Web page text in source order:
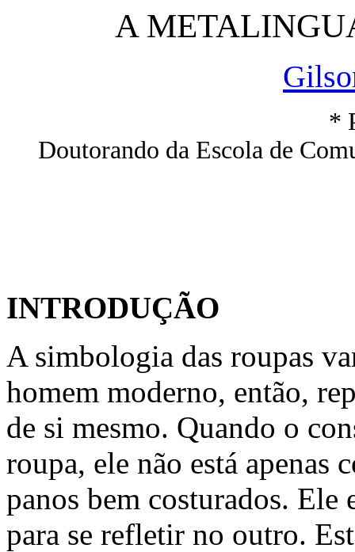
A
*
Doutorando da Escola de
INTRODUÇÃO
A simbologia das roupas
homem moderno, então,
de si mesmo. Quando o
roupa, ele não está apenas
panos bem costurados. Ele
para se refletir no outro.